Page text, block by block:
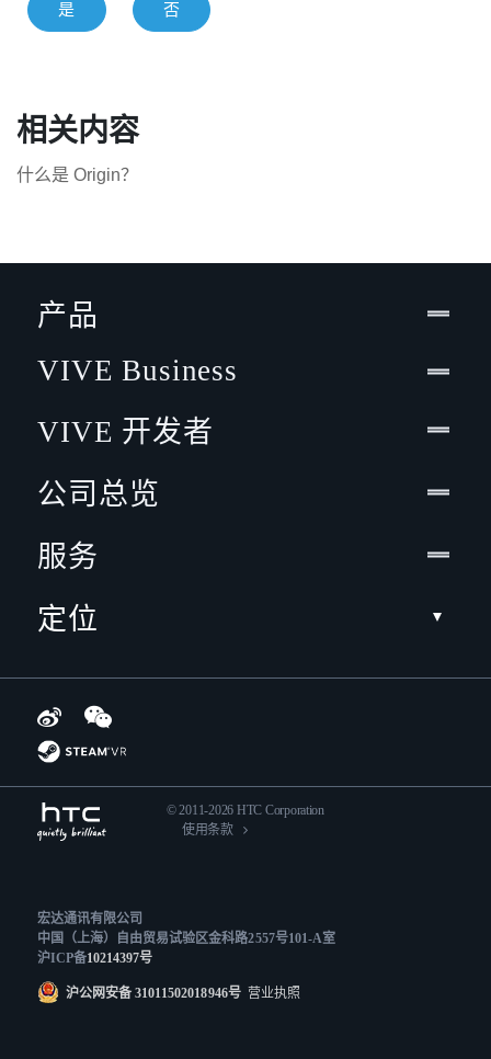
是 否
相关内容
什么是 Origin？
产品
VIVE Business
VIVE 开发者
公司总览
服务
定位
© 2011-2026 HTC Corporation
使用条款
宏达通讯有限公司
中国（上海）自由贸易试验区金科路2557号101-A室
沪ICP备10214397号
沪公网安备 31011502018946号营业执照